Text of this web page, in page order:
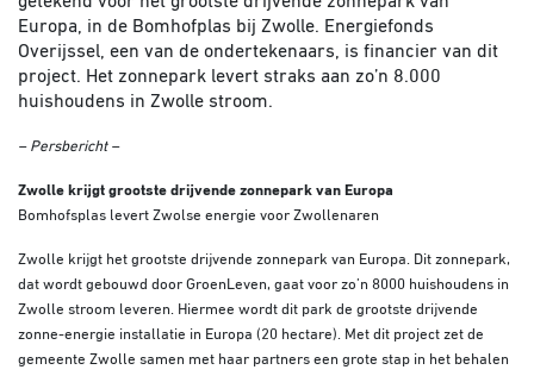
Europa, in de Bomhofplas bij Zwolle. Energiefonds
Overijssel, een van de ondertekenaars, is financier van dit
project. Het zonnepark levert straks aan zo’n 8.000
huishoudens in Zwolle stroom.
– Persbericht –
Zwolle krijgt grootste drijvende zonnepark van Europa
Bomhofsplas levert Zwolse energie voor Zwollenaren
Zwolle krijgt het grootste drijvende zonnepark van Europa. Dit zonnepark,
dat wordt gebouwd door GroenLeven, gaat voor zo’n 8000 huishoudens in
Zwolle stroom leveren. Hiermee wordt dit park de grootste drijvende
zonne-energie installatie in Europa (20 hectare). Met dit project zet de
gemeente Zwolle samen met haar partners een grote stap in het behalen